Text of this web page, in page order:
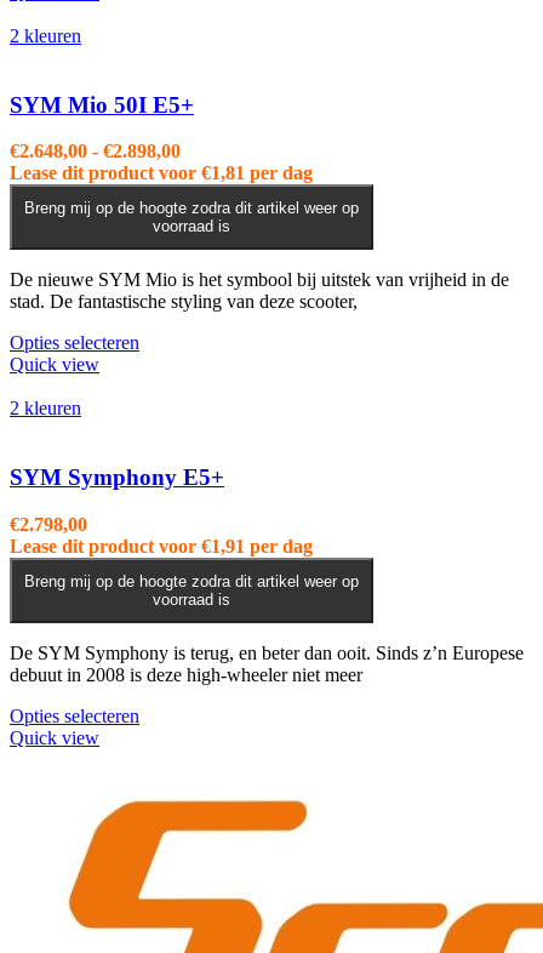
optie
kan
gekozen
worden
op
de
productpagina
2 kleuren
SYM Mio 50I E5+
€2.648,00 - €2.898,00Prijsklasse:
€2.648,00
tot
€2.898,00
Lease dit product voor €1,81 per dag
Breng mij op de hoogte zodra dit artikel weer op
voorraad is
De nieuwe SYM Mio is het symbool bij uitstek van vrijheid in de
stad. De fantastische styling van deze scooter,
Opties selecteren
optie
kan
worden
op
de
productpagina
Quick view
2 kleuren
SYM Symphony E5+
€2.798,00
Lease dit product voor €1,91 per dag
Breng mij op de hoogte zodra dit artikel weer op
voorraad is
De SYM Symphony is terug, en beter dan ooit. Sinds z’n Europese
debuut in 2008 is deze high-wheeler niet meer
Opties selecteren
variaties.
Deze
optie
kan
gekozen
op
Quick view